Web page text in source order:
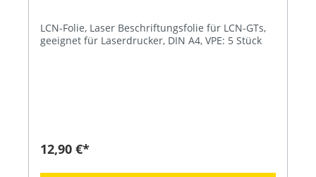
LCN-Folie, Laser Beschriftungsfolie für LCN-GTs,
geeignet für Laserdrucker, DIN A4, VPE: 5 Stück
12,90 €*